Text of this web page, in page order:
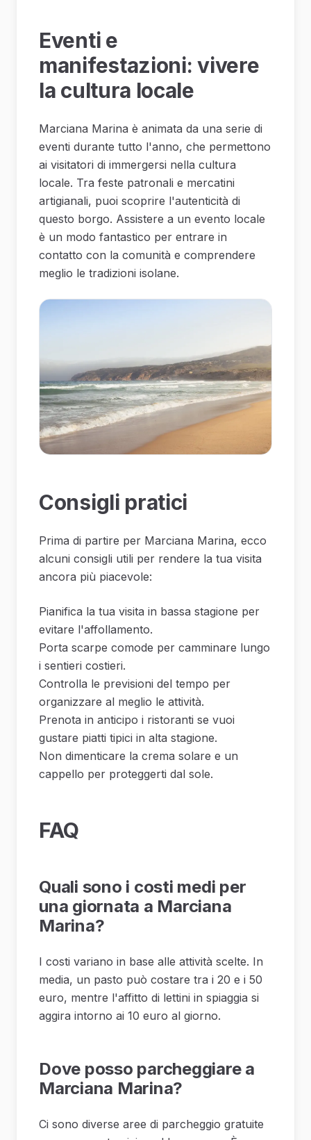
Eventi e
manifestazioni: vivere
la cultura locale
Marciana Marina è animata da una serie di
eventi durante tutto l'anno, che permettono
ai visitatori di immergersi nella cultura
locale. Tra feste patronali e mercatini
artigianali, puoi scoprire l'autenticità di
questo borgo. Assistere a un evento locale
è un modo fantastico per entrare in
contatto con la comunità e comprendere
meglio le tradizioni isolane.
Consigli pratici
Prima di partire per Marciana Marina, ecco
alcuni consigli utili per rendere la tua visita
ancora più piacevole:
Pianifica la tua visita in bassa stagione per
evitare l'affollamento.
Porta scarpe comode per camminare lungo
i sentieri costieri.
Controlla le previsioni del tempo per
organizzare al meglio le attività.
Prenota in anticipo i ristoranti se vuoi
gustare piatti tipici in alta stagione.
Non dimenticare la crema solare e un
cappello per proteggerti dal sole.
FAQ
Quali sono i costi medi per
una giornata a Marciana
Marina?
I costi variano in base alle attività scelte. In
media, un pasto può costare tra i 20 e i 50
euro, mentre l'affitto di lettini in spiaggia si
aggira intorno ai 10 euro al giorno.
Dove posso parcheggiare a
Marciana Marina?
Ci sono diverse aree di parcheggio gratuite